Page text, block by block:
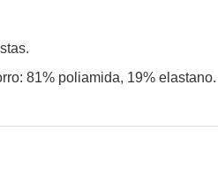
81% poliamida, 19% elastano.